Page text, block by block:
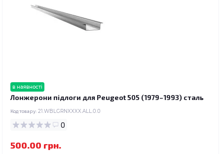
в наявності
Лонжерони підлоги для Peugeot 505 (1979–1993) сталь
Код товару: 21.WBLGRNXXXX.ALL.0.0
0
500.00 грн.